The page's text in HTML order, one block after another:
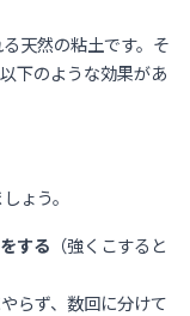
天然の粘土です。そ
下のような効果があ
ょう。
する （強くこすると
やらず、数回に分けて